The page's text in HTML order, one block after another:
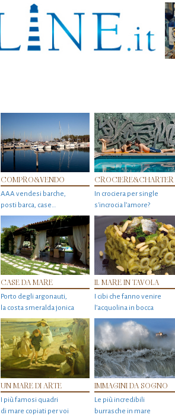
COMPRO&VENDO
AAA vendesi barche,
posti barca, case…
CROCIERE&CHARTER
In crociera per single
s'incrocia l’amore?
CASE DA MARE
Porto degli argonauti,
la costa smeralda jonica
IL MARE IN TAVOLA
I cibi che fanno venire
l’acquolina in bocca
UN MARE DI ARTE
I più famosi quadri
di mare copiati per voi
IMMAGINI DA SOGNO
Le più incredibili
burrasche in mare